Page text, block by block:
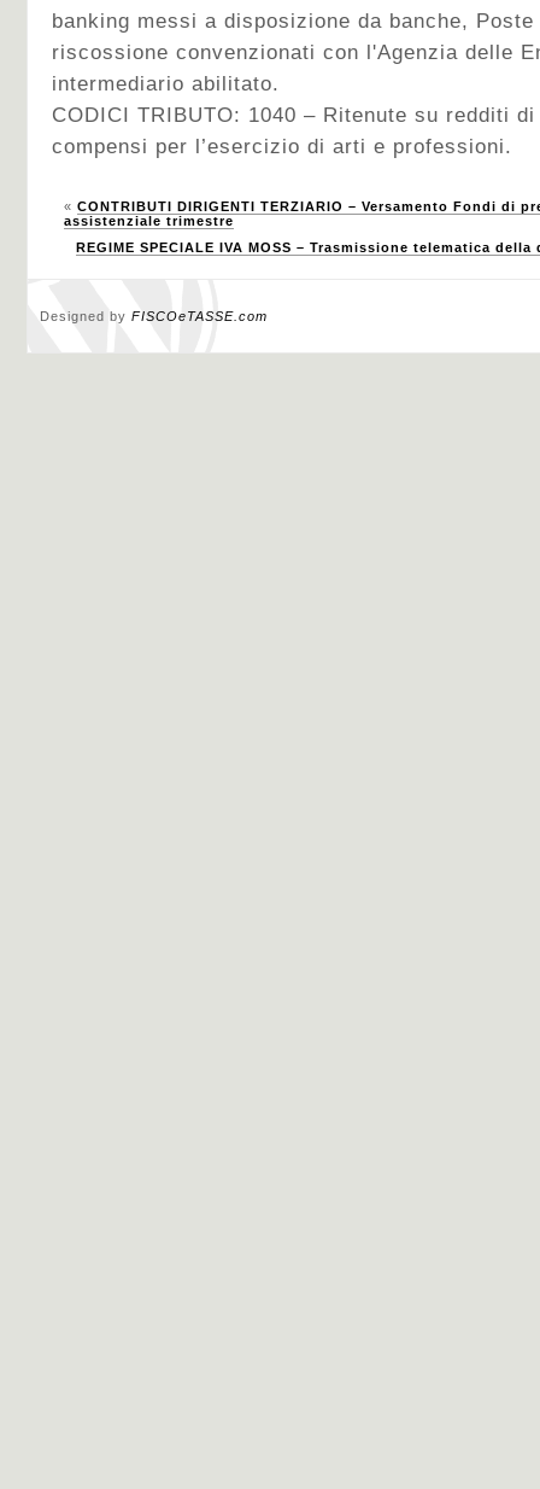
banking messi a disposizione da banche,
riscossione convenzionati con l'Agenzia delle
intermediario abilitato.
CODICI TRIBUTO: 1040 – Ritenute su redditi
compensi per l’esercizio di arti e professioni.
« CONTRIBUTI DIRIGENTI TERZIARIO – Versamento Fondi di
assistenziale trimestre
REGIME SPECIALE IVA MOSS – Trasmissione telematica
Designed by FISCOeTASSE.com